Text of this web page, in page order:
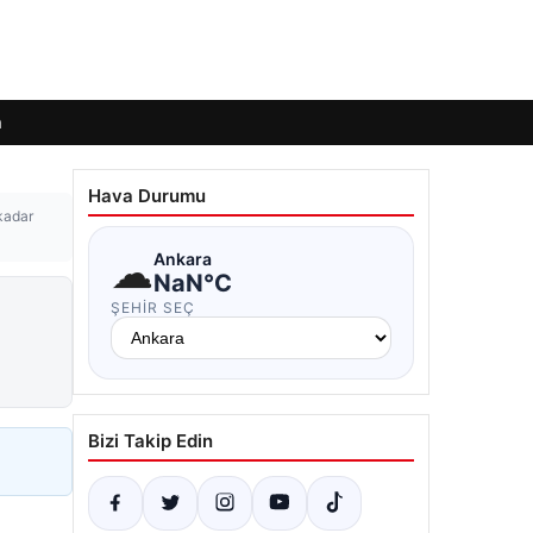
Hava Durumu
☁Ankara
NaN°C
ŞEHIR SEÇ
Bizi Takip Edin